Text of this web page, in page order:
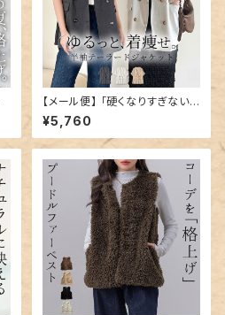
【メール便】 「硬くなりすぎない
ゆったりさ」ジャケット 半袖 レデ
ィース テーラード／tops2401
¥5,760